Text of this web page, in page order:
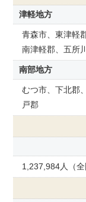
津軽地方
青森市、東津軽
南津軽郡、五所
南部地方
むつ市、下北郡
戸郡
1,237,984人（全